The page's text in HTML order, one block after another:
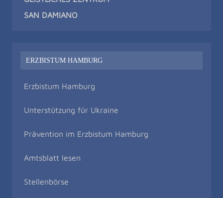
SAN DAMIANO
ERZBISTUM HAMBURG
Erzbistum Hamburg
Unterstützung für Ukraine
Prävention im Erzbistum Hamburg
Amtsblatt lesen
Stellenbörse